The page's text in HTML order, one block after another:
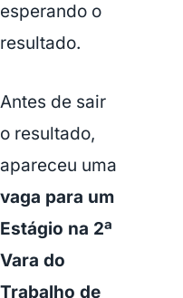
esperando o
resultado.
Antes de sair
o resultado,
apareceu uma
vaga para um
Estágio na 2ª
Vara do
Trabalho de